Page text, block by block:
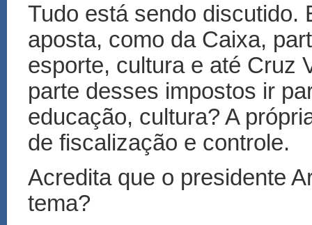
Tudo está sendo discutido.
aposta, como da Caixa,
esporte, cultura e até Cruz
parte desses impostos ir
educação, cultura? A
de fiscalização e controle.
Acredita que o presidente
tema?